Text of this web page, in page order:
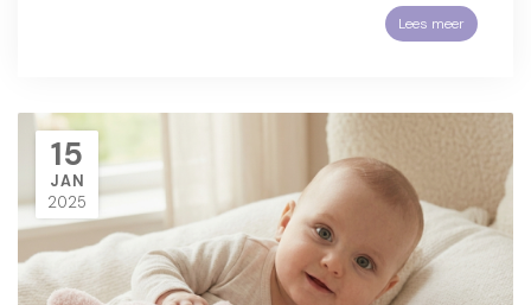
Lees meer
15
JAN
2025